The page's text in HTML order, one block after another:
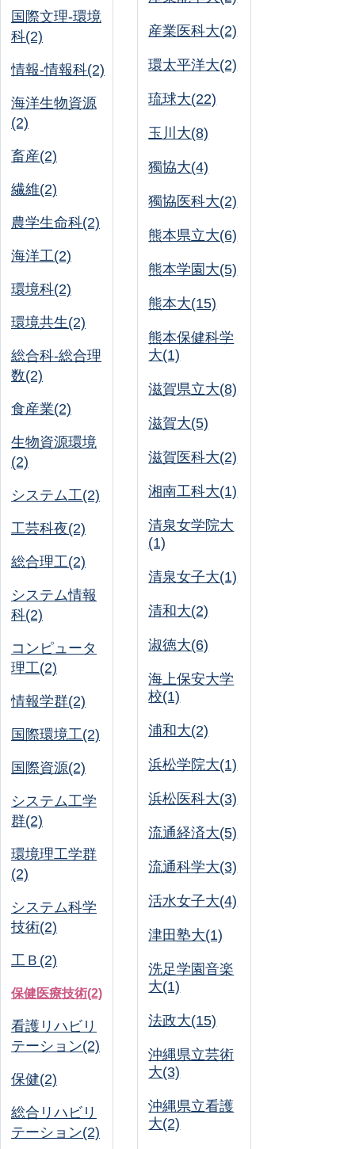
国際文理-環境
科(2)
情報-情報科(2)
海洋生物資源
(2)
畜産(2)
繊維(2)
農学生命科(2)
海洋工(2)
環境科(2)
環境共生(2)
総合科-総合理
数(2)
食産業(2)
生物資源環境
(2)
システム工(2)
工芸科夜(2)
総合理工(2)
システム情報
科(2)
コンピュータ
理工(2)
情報学群(2)
国際環境工(2)
国際資源(2)
システム工学
群(2)
環境理工学群
(2)
システム科学
技術(2)
工Ｂ(2)
保健医療技術(2)
看護リハビリ
テーション(2)
保健(2)
総合リハビリ
テーション(2)
産業医科大(2)
環太平洋大(2)
琉球大(22)
玉川大(8)
獨協大(4)
獨協医科大(2)
熊本県立大(6)
熊本学園大(5)
熊本大(15)
熊本保健科学
大(1)
滋賀県立大(8)
滋賀大(5)
滋賀医科大(2)
湘南工科大(1)
清泉女学院大
(1)
清泉女子大(1)
清和大(2)
淑徳大(6)
海上保安大学
校(1)
浦和大(2)
浜松学院大(1)
浜松医科大(3)
流通経済大(5)
流通科学大(3)
活水女子大(4)
津田塾大(1)
洗足学園音楽
大(1)
法政大(15)
沖縄県立芸術
大(3)
沖縄県立看護
大(2)